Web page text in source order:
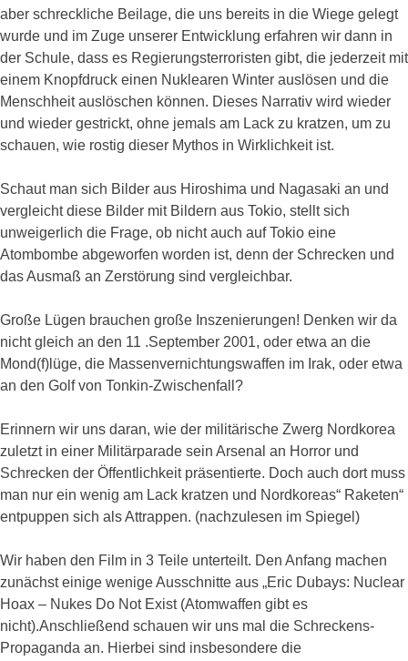
aber schreckliche Beilage, die uns bereits in die Wiege gelegt
wurde und im Zuge unserer Entwicklung erfahren wir dann in
der Schule, dass es Regierungsterroristen gibt, die jederzeit mit
einem Knopfdruck einen Nuklearen Winter auslösen und die
Menschheit auslöschen können. Dieses Narrativ wird wieder
und wieder gestrickt, ohne jemals am Lack zu kratzen, um zu
schauen, wie rostig dieser Mythos in Wirklichkeit ist.
Schaut man sich Bilder aus Hiroshima und Nagasaki an und
vergleicht diese Bilder mit Bildern aus Tokio, stellt sich
unweigerlich die Frage, ob nicht auch auf Tokio eine
Atombombe abgeworfen worden ist, denn der Schrecken und
das Ausmaß an Zerstörung sind vergleichbar.
Große Lügen brauchen große Inszenierungen! Denken wir da
nicht gleich an den 11 .September 2001, oder etwa an die
Mond(f)lüge, die Massenvernichtungswaffen im Irak, oder etwa
an den Golf von Tonkin-Zwischenfall?
Erinnern wir uns daran, wie der militärische Zwerg Nordkorea
zuletzt in einer Militärparade sein Arsenal an Horror und
Schrecken der Öffentlichkeit präsentierte. Doch auch dort muss
man nur ein wenig am Lack kratzen und Nordkoreas“ Raketen“
entpuppen sich als Attrappen. (nachzulesen im Spiegel)
Wir haben den Film in 3 Teile unterteilt. Den Anfang machen
zunächst einige wenige Ausschnitte aus „Eric Dubays: Nuclear
Hoax – Nukes Do Not Exist (Atomwaffen gibt es
nicht).Anschließend schauen wir uns mal die Schreckens-
Propaganda an. Hierbei sind insbesondere die